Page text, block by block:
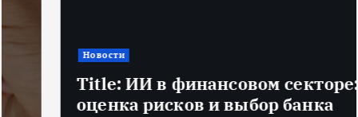
Title: ИИ в финансовом секторе:
оценка рисков и выбор банка